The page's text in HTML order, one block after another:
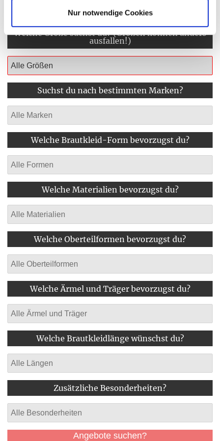
Nur notwendige Cookies
deinen Vorstellungen entsprechen
Welche Größe suchst du? (Größen können anders
ausfallen!)
Suchst du nach bestimmten Marken?
Welche Brautkleid-Form bevorzugst du?
Welche Materialien bevorzugst du?
Welche Oberteilformen bevorzugst du?
Welche Ärmel und Träger bevorzugst du?
Welche Brautkleidlänge wünschst du?
Zusätzliche Besonderheiten?
Angebote suchen?